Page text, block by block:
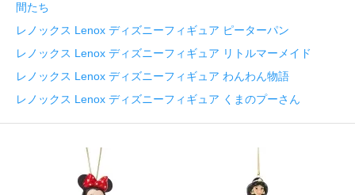
間たち
レノックス Lenox ディズニーフィギュア ピーターパン
レノックス Lenox ディズニーフィギュア リトルマーメイド
レノックス Lenox ディズニーフィギュア わんわん物語
レノックス Lenox ディズニーフィギュア くまのプーさん